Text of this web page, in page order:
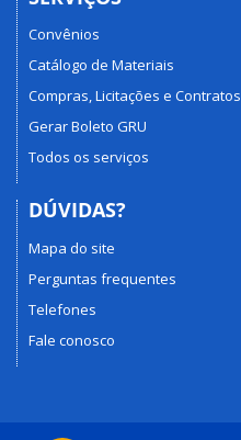
Convênios
Catálogo de Materiais
Compras, Licitações e Contratos
Gerar Boleto GRU
Todos os serviços
DÚVIDAS?
Mapa do site
Perguntas frequentes
Telefones
Fale conosco